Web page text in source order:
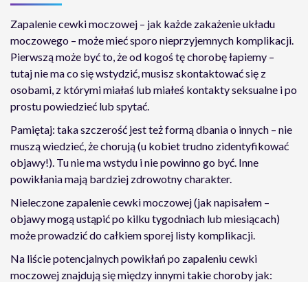
Zapalenie cewki moczowej – jak każde zakażenie układu
moczowego – może mieć sporo nieprzyjemnych komplikacji.
Pierwszą może być to, że od kogoś tę chorobę łapiemy –
tutaj nie ma co się wstydzić, musisz skontaktować się z
osobami, z którymi miałaś lub miałeś kontakty seksualne i po
prostu powiedzieć lub spytać.
Pamiętaj: taka szczerość jest też formą dbania o innych – nie
muszą wiedzieć, że chorują (u kobiet trudno zidentyfikować
objawy!). Tu nie ma wstydu i nie powinno go być. Inne
powikłania mają bardziej zdrowotny charakter.
Nieleczone zapalenie cewki moczowej (jak napisałem –
objawy mogą ustąpić po kilku tygodniach lub miesiącach)
może prowadzić do całkiem sporej listy komplikacji.
Na liście potencjalnych powikłań po zapaleniu cewki
moczowej znajdują się między innymi takie choroby jak: